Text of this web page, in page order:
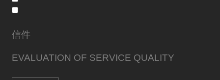
信件
EVALUATION OF SERVICE QUALITY